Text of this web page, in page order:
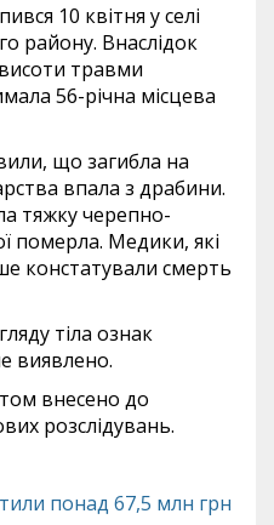
10 квітня у селі
району. Внаслідок
травми
56-річна місцева
що загибла на
впала з драбини.
тяжку черепно-
померла. Медики, які
констатували смерть
тіла ознак
виявлено.
внесено до
розслідувань.
понад 67,5 млн грн